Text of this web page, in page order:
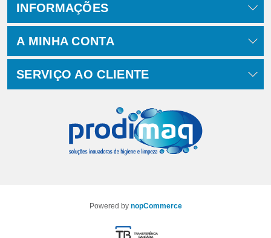
INFORMAÇÕES
A MINHA CONTA
SERVIÇO AO CLIENTE
Powered by nopCommerce